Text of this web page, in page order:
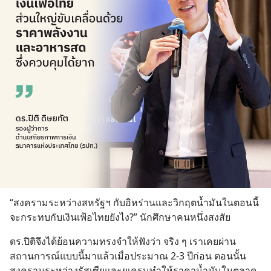
“สงครามระหว่างสหรัฐฯ กับอิหร่านและวิกฤตน้ำมันในตอนนี้
จะกระทบกับเงินเฟ้อไทยยังไง?” นักศึกษาคนหนึ่งสงสัย
ดร.ปิติจึงได้ย้อนความทรงจำให้ฟังว่า จริง ๆ เราเคยผ่าน
สถานการณ์แบบนี้มาแล้วเมื่อประมาณ 2-3 ปีก่อน ตอนนั้น